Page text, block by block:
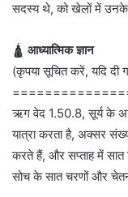
सदस्य थे, को खेलों में उनके
🛕 आध्यात्मिक ज्ञान
(कृपया सूचित करें, यदि दी
ऋग वेद 1.50.8, सूर्य के
यात्रा करता है, अक्सर
करते हैं, और सप्ताह में सात
सोच के सात चरणों और